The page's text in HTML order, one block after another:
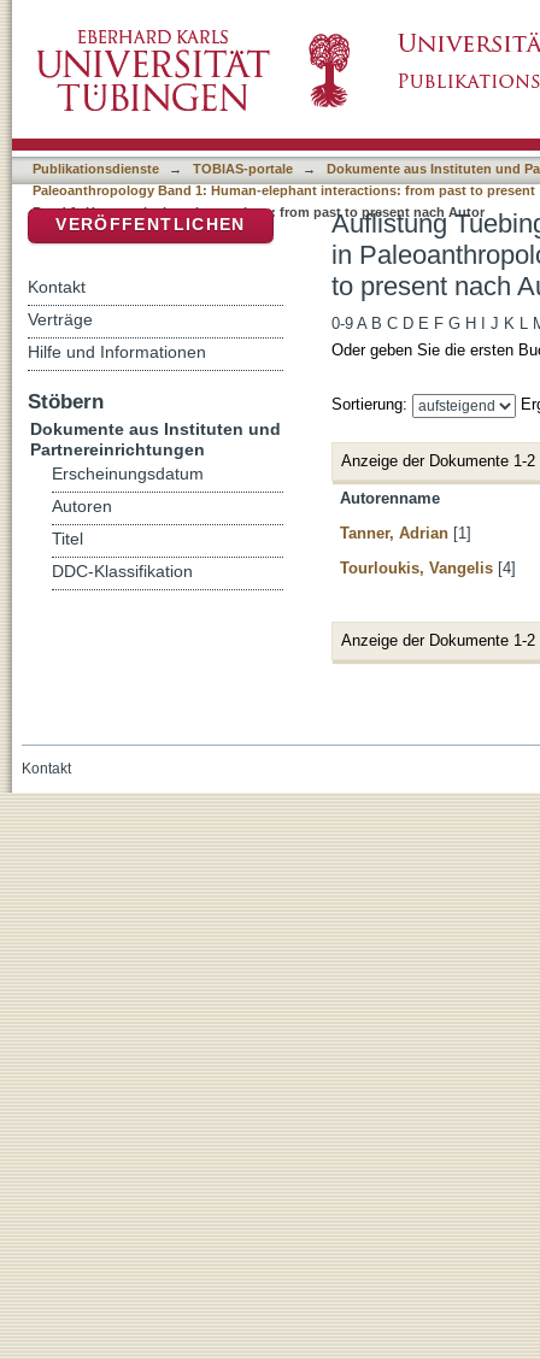
1: Human-elephant interactions: from past
Publikationsdienste → TOBIAS-portale →
Dokumente aus Instituten und
Paleoanthropology Band 1: Human-elephant interactions: from past to present
Band 1: Human-elephant interactions: from past to present nach Autor
Auflistung
in
to present nach
0-9 A B C D E F G H J K L
Oder geben Sie die ersten
Sortierung:
Anzeige der Dokumente 1-2
Autorenname
Tanner, Adrian [1]
Tourloukis, Vangelis [4]
Anzeige der Dokumente 1-2
VERÖFFENTLICHEN
Kontakt
Verträge
Hilfe und Informationen
Stöbern
Dokumente aus Instituten und
Partnereinrichtungen
Erscheinungsdatum
Autoren
Titel
DDC-Klassifikation
Kontakt